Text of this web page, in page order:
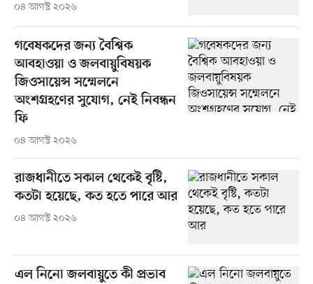
০৪ আগস্ট ২০২৬
গবেষকদের জন্য বৈশ্বিক
আবহাওয়া ও জলবায়ুবিষয়ক
জিওসায়েন্স সম্মেলনে
অংশগ্রহণের সুযোগ, নেই নিবন্ধন
ফি
০৪ আগস্ট ২০২৬
রাজধানীতে সকাল থেকেই বৃষ্টি,
কতটা হয়েছে, কত হতে পারে আর
০৪ আগস্ট ২০২৬
এল নিনো জলবায়ুতে কী প্রভাব